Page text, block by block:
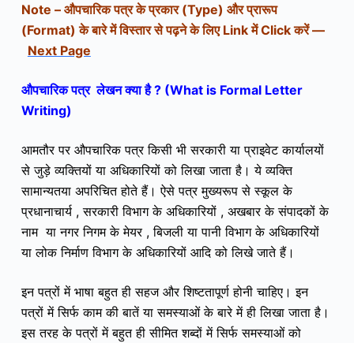
Note – औपचारिक पत्र के प्रकार (Type) औरप्रारूप
(Format) के बारे में विस्तार से पढ़ने के लिए Link में Click करें —
Next Page
औपचारिक पत्र लेखन क्या है ? (What is Formal Letter
Writing)
आमतौर पर औपचारिक पत्र किसी भी सरकारी या प्राइवेट कार्यालयों
से जुड़े व्यक्तियों या अधिकारियों को लिखा जाता है। ये व्यक्ति
सामान्यतया अपरिचित होते हैं। ऐसे पत्र मुख्यरूप से स्कूल के
प्रधानाचार्य , सरकारी विभाग के अधिकारियों , अखबार के संपादकों के
नाम या नगर निगम के मेयर , बिजली या पानी विभाग के अधिकारियों
या लोक निर्माण विभाग के अधिकारियों आदि को लिखे जाते हैं।
इन पत्रों में भाषा बहुत ही सहज और शिष्टतापूर्ण होनी चाहिए। इन
पत्रों में सिर्फ काम की बातें या समस्याओं के बारे में ही लिखा जाता है।
इस तरह के पत्रों में बहुत ही सीमित शब्दों में सिर्फ समस्याओं को